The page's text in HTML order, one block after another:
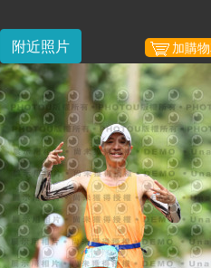
附近照片 加購